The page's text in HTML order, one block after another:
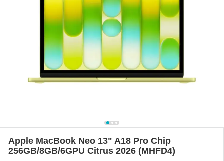
Apple MacBook Neo 13" A18 Pro Chip
256GB/8GB/6GPU Citrus 2026 (MHFD4)